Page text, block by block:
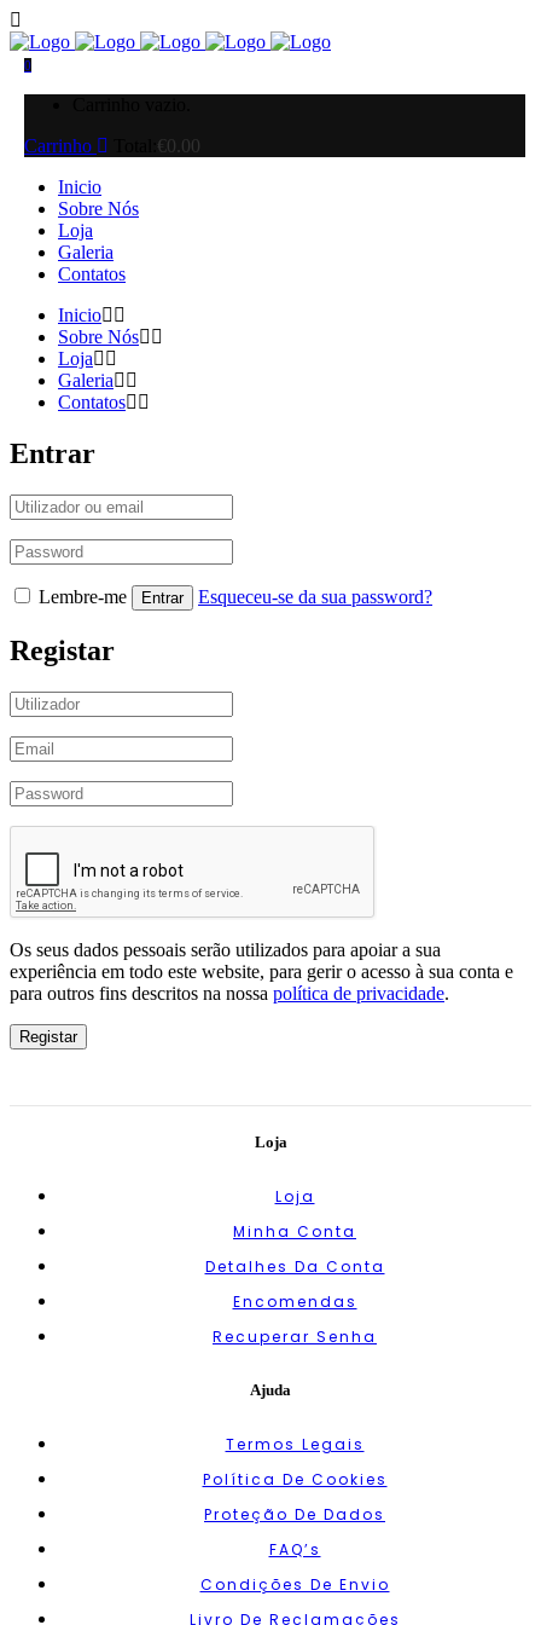
0
Carrinho
€0.00
Inicio
Sobre Nós
Loja
Galeria
Contatos
Inicio
Sobre Nós
Loja
Galeria
Contatos
Entrar
Lembre-me Esqueceu-se da sua password?
Registar
Os seus dados pessoais serão utilizados para apoiar a sua
experiência em todo este website, para gerir o acesso à sua conta e
para outros fins descritos na nossa política de privacidade.
Loja
Loja
Minha Conta
Detalhes Da Conta
Encomendas
Recuperar Senha
Ajuda
Termos Legais
Política De Cookies
Proteção De Dados
FAQ’s
Condições De Envio
Livro De Reclamações